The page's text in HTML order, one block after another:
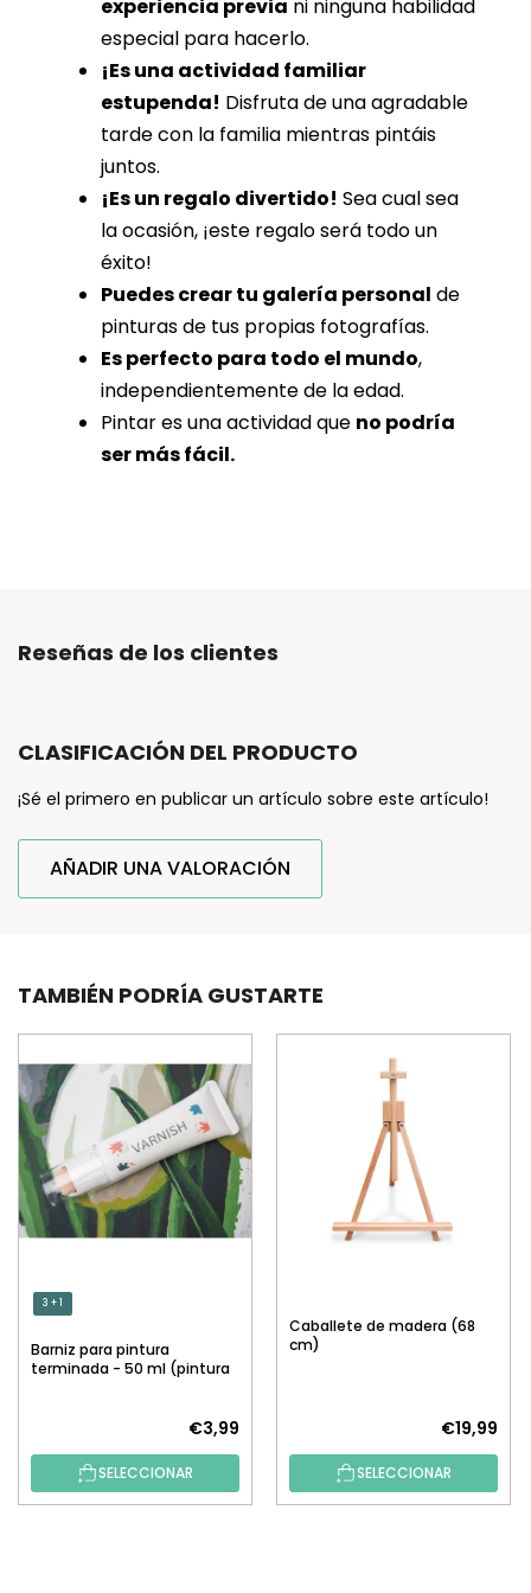
experiencia previa ni ninguna habilidad
especial para hacerlo.
¡Es una actividad familiar
estupenda! Disfruta de una agradable
tarde con la familia mientras pintáis
juntos.
¡Es un regalo divertido! Sea cual sea
la ocasión, ¡este regalo será todo un
éxito!
Puedes crear tu galería personal de
pinturas de tus propias fotografías.
Es perfecto para todo el mundo,
independientemente de la edad.
Pintar es una actividad que no podría
ser más fácil.
Reseñas de los clientes
CLASIFICACIÓN DEL PRODUCTO
¡Sé el primero en publicar un artículo sobre este artículo!
AÑADIR UNA VALORACIÓN
TAMBIÉN PODRÍA GUSTARTE
3 + 1
Barniz para pintura
terminada - 50 ml (pintura
€3,99
SELECCIONAR
Caballete de madera (68
cm)
€19,99
SELECCIONAR